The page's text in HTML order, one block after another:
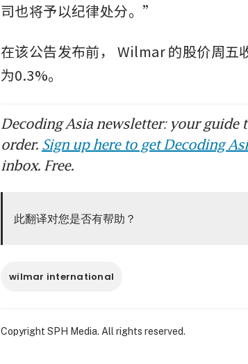
司也将予以纪律处分。”
在该公告发布前，
Wilmar的股价周五
为0.3%。
Decoding Asia newsletter: your guide
order. Sign up here to get Decoding
inbox. Free.
此翻译对您是否有帮助？
wilmar international
Copyright SPH Media. All rights reserved.